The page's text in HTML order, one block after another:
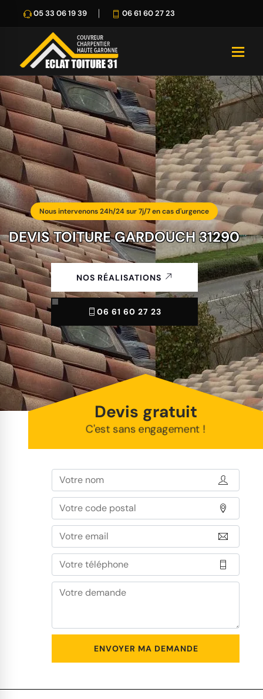
05 33 06 19 39 06 61 60 27 23
Nous intervenons 24h/24 sur 7j/7 en cas d'urgence
DEVIS TOITURE GARDOUCH 31290
NOS RÉALISATIONS
06 61 60 27 23
Devis gratuit
C'est sans engagement !